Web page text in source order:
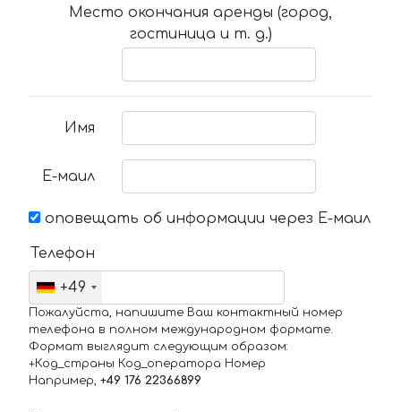
Место окончания аренды (город,
гостиница и т. д.)
Имя
Е-маил
оповещать об информации через Е-маил
Телефон
+49
Пожалуйста, напишите Ваш контактный номер
телефона в полном международном формате.
Формат выглядит следующим образом:
+Код_страны Код_оператора Номер
Например, +49 176 22366899